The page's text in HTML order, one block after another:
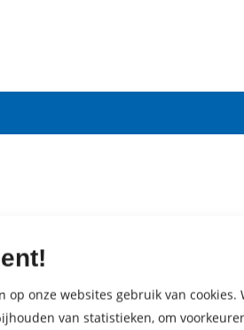
op onze websites gebruik van cookies.
van statistieken, om